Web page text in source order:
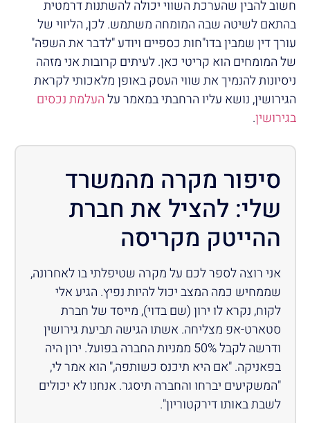
חשוב להבין שהערכת השווי יכולה להשתנות דרמטית
בהתאם לשיטה שבה המומחה משתמש. לכן, הליווי של
עורך דין שמבין בדו"חות כספיים ויודע "לדבר את השפה"
של המומחים הוא קריטי כאן. לעיתים קרובות אני מזהה
ניסיונות להנמיך את שווי העסק באופן מלאכותי לקראת
הגירושין, נושא עליו הרחבתי במאמר עלהעלמת נכסים
בגירושין.
סיפור מקרה מהמשרד
שלי: להציל את חברת
ההייטק מקריסה
אני רוצה לספר לכם על מקרה שטיפלתי בו לאחרונה,
שממחיש כמה המצב יכול להיות נפיץ. הגיע אלי
לקוח, נקרא לו ירון (שם בדוי), מייסד של חברת
סטארט-אפ מצליחה. אשתו הגישה תביעת גירושין
ודרשה לקבל 50% ממניות החברה בפועל. ירון היה
בפאניקה. "אם היא תיכנס כשותפה," הוא אמר לי,
"המשקיעים יברחו והחברה תיסגר. אנחנו לא יכולים
לשבת באותו דירקטוריון".